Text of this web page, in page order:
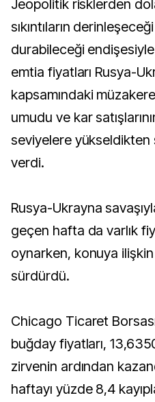
Jeopolitik risklerden
sıkıntıların
durabileceği
emtia fiyatları Rusya-
kapsamındaki
umudu ve kar
seviyelere yükseldikten
verdi.
Rusya-Ukrayna
geçen hafta da varlık
oynarken, konuya
sürdürdü.
Chicago Ticaret
buğday fiyatları,
zirvenin ardından
haftayı yüzde 8,4